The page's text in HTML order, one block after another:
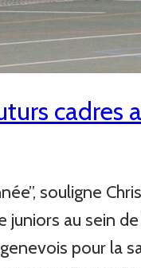
cadres
souligne
au sein de
pour la